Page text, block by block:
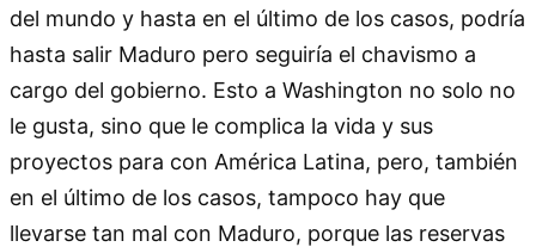
del mundo y hasta en el último de los casos, podría
hasta salir Maduro pero seguiría el chavismo a
cargo del gobierno. Esto a Washington no solo no
le gusta, sino que le complica la vida y sus
proyectos para con América Latina, pero, también
en el último de los casos, tampoco hay que
llevarse tan mal con Maduro, porque las reservas